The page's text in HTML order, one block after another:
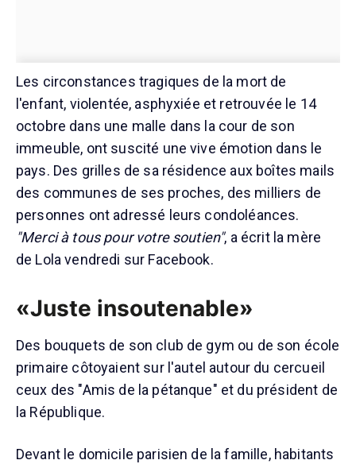
Les circonstances tragiques de la mort de
l'enfant, violentée, asphyxiée et retrouvée le 14
octobre dans une malle dans la cour de son
immeuble, ont suscité une vive émotion dans le
pays. Des grilles de sa résidence aux boîtes mails
des communes de ses proches, des milliers de
personnes ont adressé leurs condoléances.
"Merci à tous pour votre soutien", a écrit la mère
de Lola vendredi sur Facebook.
«Juste insoutenable»
Des bouquets de son club de gym ou de son école
primaire côtoyaient sur l'autel autour du cercueil
ceux des "Amis de la pétanque" et du président de
la République.
Devant le domicile parisien de la famille, habitants